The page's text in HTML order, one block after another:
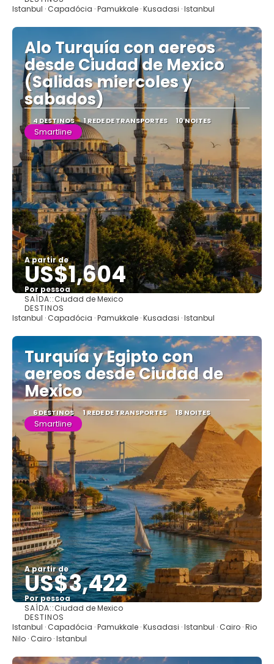
Istanbul · Capadócia · Pamukkale · Kusadasi · Istanbul
Alo Turquía con aereos
desde Ciudad de Mexico
(Salidas miercoles y
sabados)
4 DESTINOS 1 REDE DE TRANSPORTES 10 NOITES
Smartline
A partir de
US$1,604
Por pessoa
Saiba mais
SAÍDA::Ciudad de Mexico
DESTINOS
Istanbul · Capadócia · Pamukkale · Kusadasi · Istanbul
Turquía y Egipto con
aereos desde Ciudad de
Mexico
6 DESTINOS 1 REDE DE TRANSPORTES 18 NOITES
Smartline
A partir de
US$3,422
Por pessoa
Saiba mais
SAÍDA::Ciudad de Mexico
DESTINOS
Istanbul · Capadócia · Pamukkale · Kusadasi · Istanbul · Cairo · Rio
Nilo · Cairo · Istanbul